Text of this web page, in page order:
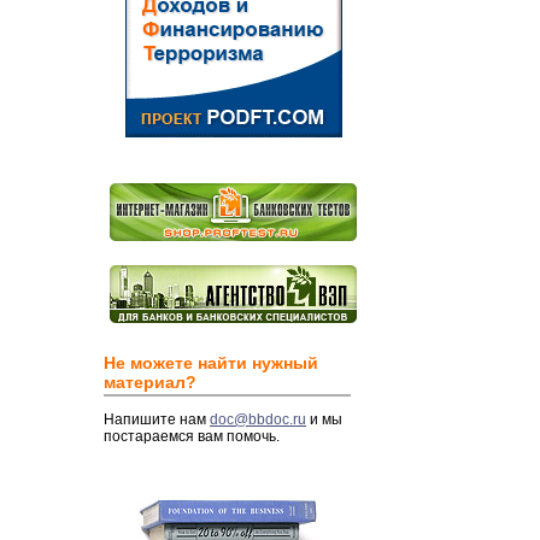
Не можете найти нужный
материал?
Напишите нам doc@bbdoc.ru и мы
постараемся вам помочь.